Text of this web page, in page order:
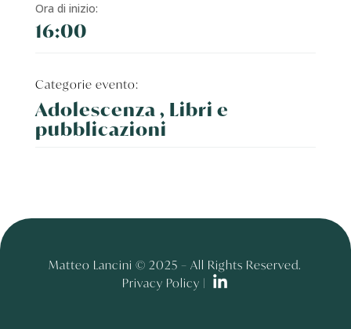
Ora di inizio:
16:00
Categorie evento:
Adolescenza , Libri e
pubblicazioni
Matteo Lancini © 2025 – All Rights Reserved.
Privacy Policy |